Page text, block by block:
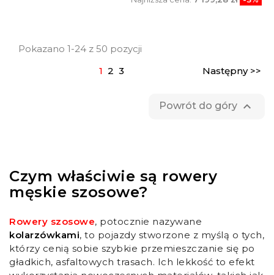
Pokazano 1-24 z 50 pozycji
1 2 3 Następny >>
Powrót do góry 
Czym właściwie są rowery
męskie szosowe?
Rowery szosowe, potocznie nazywane
kolarzówkami, to pojazdy stworzone z myślą o tych,
którzy cenią sobie szybkie przemieszczanie się po
gładkich, asfaltowych trasach. Ich lekkość to efekt